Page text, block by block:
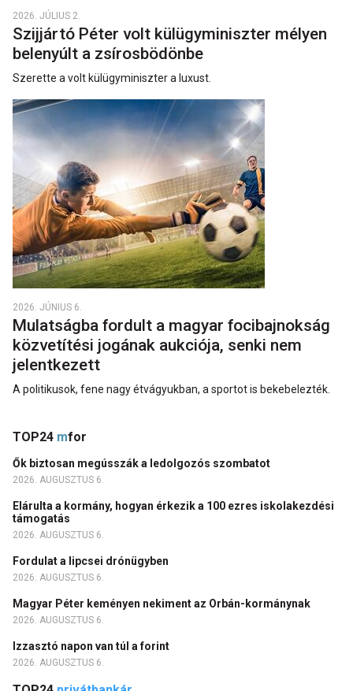
2026. JÚLIUS 2.
Szijjártó Péter volt külügyminiszter mélyen
belenyúlt a zsírosbödönbe
Szerette a volt külügyminiszter a luxust.
2026. JÚNIUS 6.
Mulatságba fordult a magyar focibajnokság
közvetítési jogának aukciója, senki nem
jelentkezett
A politikusok, fene nagy étvágyukban, a sportot is bekebelezték.
TOP24 mfor
Ők biztosan megússzák a ledolgozós szombatot
2026. AUGUSZTUS 6.
Elárulta a kormány, hogyan érkezik a 100 ezres iskolakezdési
támogatás
2026. AUGUSZTUS 6.
Fordulat a lipcsei drónügyben
2026. AUGUSZTUS 6.
Magyar Péter keményen nekiment az Orbán-kormánynak
2026. AUGUSZTUS 6.
Izzasztó napon van túl a forint
2026. AUGUSZTUS 6.